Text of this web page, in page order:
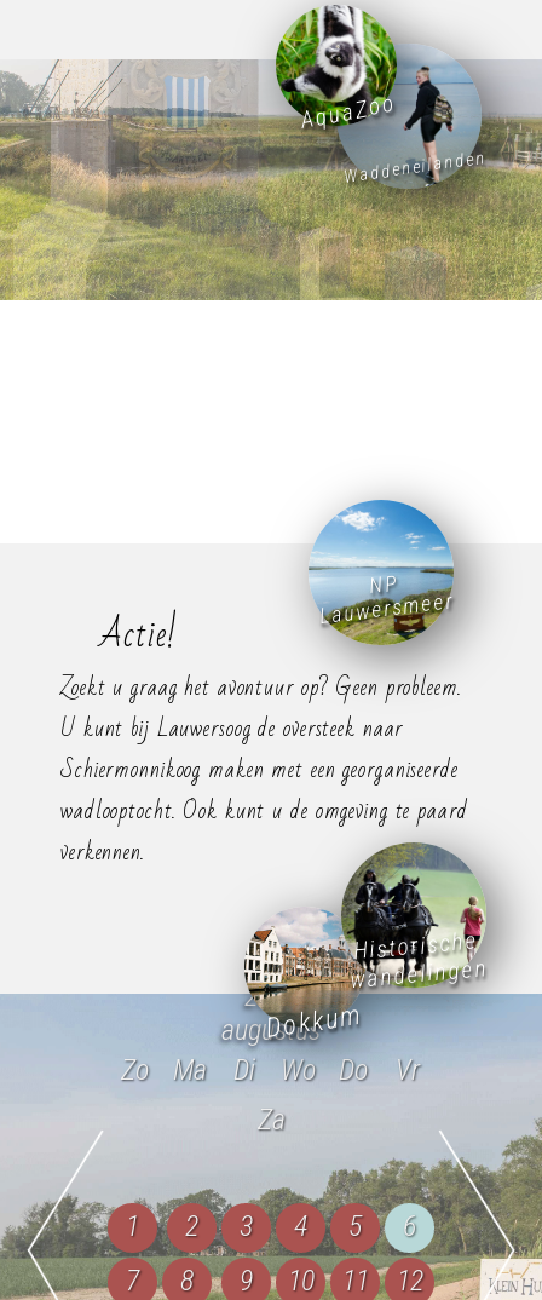
AquaZoo
Waddeneilanden
NP
Lauwersmeer
Actie!
Zoekt u graag het avontuur op? Geen probleem.
U kunt bij Lauwersoog de oversteek naar
Schiermonnikoog maken met een georganiseerde
wadlooptocht. Ook kunt u de omgeving te paard
verkennen.
Historische
wandelingen
Dokkum
2026
augustus
Zo
Ma Di Wo Do
Vr
Za
1 2 3 4 5
6
7
8 9 10 11
12